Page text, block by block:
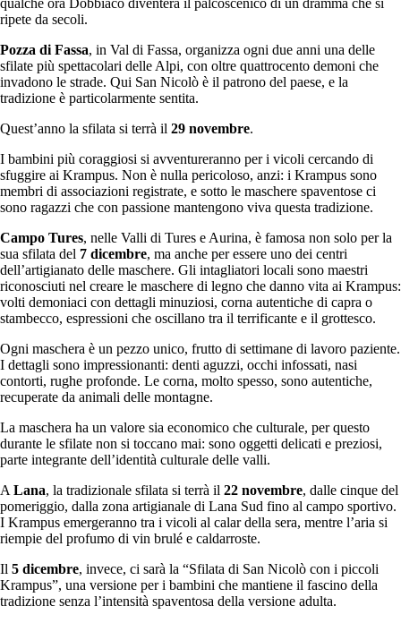
qualche ora Dobbiaco diventerà il palcoscenico di un dramma che si
ripete da secoli.
Pozza di Fassa, in Val di Fassa, organizza ogni due anni una delle
sfilate più spettacolari delle Alpi, con oltre quattrocento demoni che
invadono le strade. Qui San Nicolò è il patrono del paese, e la
tradizione è particolarmente sentita.
Quest’anno la sfilata si terrà il 29 novembre.
I bambini più coraggiosi si avventureranno per i vicoli cercando di
sfuggire ai Krampus. Non è nulla pericoloso, anzi: i Krampus sono
membri di associazioni registrate, e sotto le maschere spaventose ci
sono ragazzi che con passione mantengono viva questa tradizione.
Campo Tures, nelle Valli di Tures e Aurina, è famosa non solo per la
sua sfilata del 7 dicembre, ma anche per essere uno dei centri
dell’artigianato delle maschere. Gli intagliatori locali sono maestri
riconosciuti nel creare le maschere di legno che danno vita ai Krampus:
volti demoniaci con dettagli minuziosi, corna autentiche di capra o
stambecco, espressioni che oscillano tra il terrificante e il grottesco.
Ogni maschera è un pezzo unico, frutto di settimane di lavoro paziente.
I dettagli sono impressionanti: denti aguzzi, occhi infossati, nasi
contorti, rughe profonde. Le corna, molto spesso, sono autentiche,
recuperate da animali delle montagne.
La maschera ha un valore sia economico che culturale, per questo
durante le sfilate non si toccano mai: sono oggetti delicati e preziosi,
parte integrante dell’identità culturale delle valli.
ALana, la tradizionale sfilata si terrà il 22 novembre, dalle cinque del
pomeriggio, dalla zona artigianale di Lana Sud fino al campo sportivo.
I Krampus emergeranno tra i vicoli al calar della sera, mentre l’aria si
riempie del profumo di vin brulé e caldarroste.
Il 5 dicembre, invece, ci sarà la “Sfilata di San Nicolò con i piccoli
Krampus”, una versione per i bambini che mantiene il fascino della
tradizione senza l’intensità spaventosa della versione adulta.